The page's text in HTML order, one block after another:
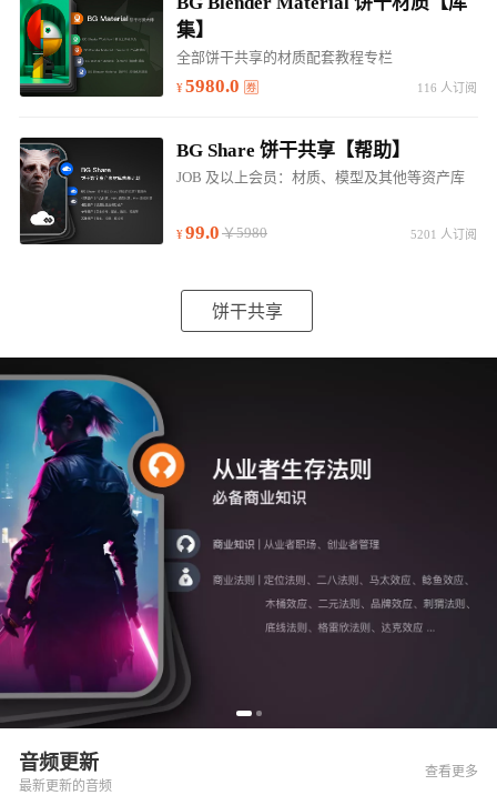
集】
全部饼干共享的材质配套教程专栏
5980.0 116 人订阅
BG Share 饼干共享【帮助】
JOB 及以上会员：材质、模型及其他等资产库
99.0 ￥5980 5201 人订阅
饼干共享
音频更新
最新更新的音频
查看更多